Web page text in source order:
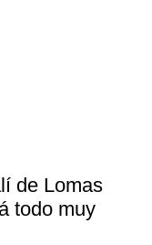
de Lomas
todo muy